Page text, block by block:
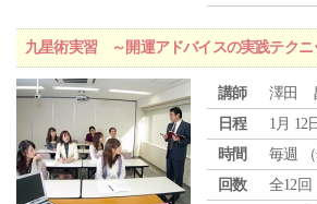
九星術実習 ～開運アドバイスの実践テクニ
講師
澤田
日程
1月 12
時間
毎週 （
回数
全12回